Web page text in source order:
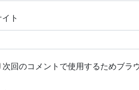
ト
次回のコメントで使用するためブラ